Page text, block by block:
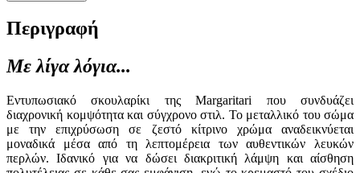
Περιγραφή
Με λίγα λόγια...
Εντυπωσιακό σκουλαρίκι της Margaritari που συνδυάζει
διαχρονική κομψότητα και σύγχρονο στιλ. Το μεταλλικό του σώμα
με την επιχρύσωση σε ζεστό κίτρινο χρώμα αναδεικνύεται
μοναδικά μέσα από τη λεπτομέρεια των αυθεντικών λευκών
περλών. Ιδανικό για να δώσει διακριτική λάμψη και αίσθηση